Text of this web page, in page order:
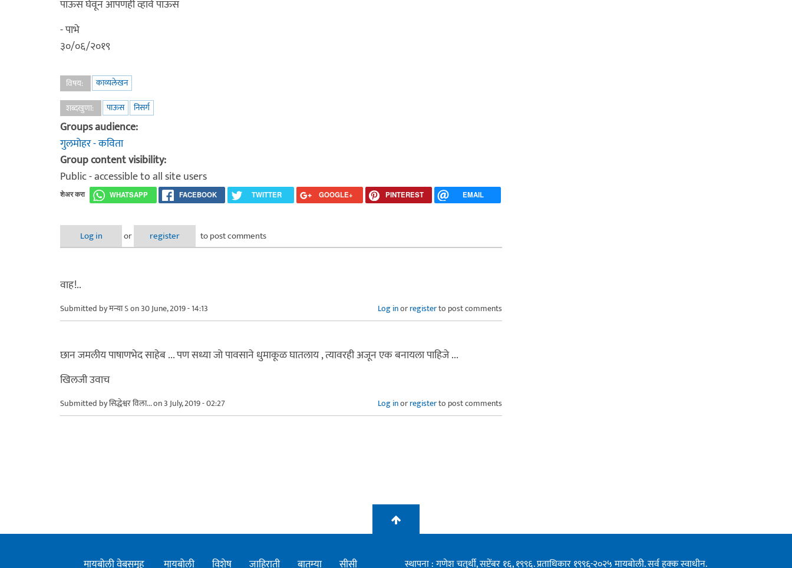
पाऊस घेवून आपणही व्हावे पाऊस
- पाभे
३०/०६/२०१९
विषय:
काव्यलेखन
शब्दखुणा:
पाऊस निसर्ग
Groups audience:
गुलमोहर - कविता
Group content visibility:
Public - accessible to all site users
शेअर करा WHATSAPP FACEBOOK TWITTER GOOGLE+ PINTEREST EMAIL
Log in or register to post comments
वाह!..
Submitted byमन्या ऽon 30 June, 2019 - 14:13 Log inorregisterto post comments
छान जमलीय पाषाणभेद साहेब ... पण सध्या जो पावसाने धुमाकूळ घातलाय , त्यावरही अजून एक बनायला पाहिजे ...
खिलजी उवाच
Submitted byसिद्धेश्वर विला...on 3 July, 2019 - 02:27 Log inorregisterto post comments
मायबोली वेबसमूह मायबोली विशेष जाहिराती बातम्या सीसी स्थापना : गणेश चतुर्थी, सप्टेंबर १६, १९९६. प्रताधिकार १९९६-२०२५ मायबोली. सर्व हक्क स्वाधीन.